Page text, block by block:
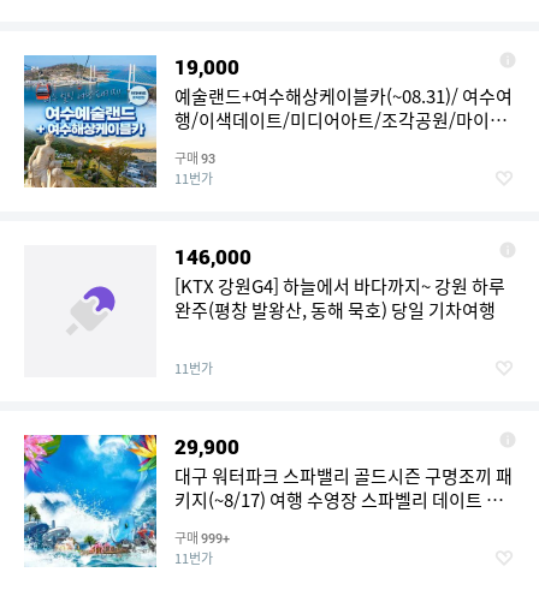
19,000
예술랜드+여수해상케이블카(~08.31)/ 여수여
행/이색데이트/미디어아트/조각공원/마이더
구매 93
11번가
146,000
[KTX 강원G4] 하늘에서 바다까지~ 강원 하루
완주(평창 발왕산, 동해 묵호) 당일 기차여행
11번가
29,900
대구 워터파크 스파밸리 골드시즌 구명조끼 패
키지(~8/17) 여행 수영장 스파벨리 데이트 가
구매 999+
11번가